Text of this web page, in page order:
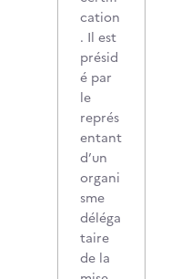
cation
. Il est
présid
é par
le
représ
entant
d’un
organi
sme
déléga
taire
de la